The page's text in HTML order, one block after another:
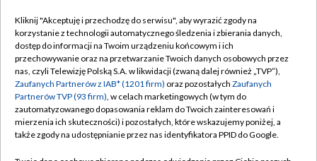
TVP
Abonament TVP
Emisja w TVP
Centrum informacji TVP
Naziemna Telewizja Cyfrowa
Regulamin TVP
Polityka prywatności
Moje zgody
Pomoc
Kliknij "Akceptuję i przechodzę do serwisu", aby wyrazić zgody na
korzystanie z technologii automatycznego śledzenia i zbierania danych,
dostęp do informacji na Twoim urządzeniu końcowym i ich
przechowywanie oraz na przetwarzanie Twoich danych osobowych przez
nas, czyli Telewizję Polską S.A. w likwidacji (zwaną dalej również „TVP”),
Zaufanych Partnerów z IAB* (1201 firm) oraz pozostałych Zaufanych
Partnerów TVP (93 firm), w celach marketingowych (w tym do
zautomatyzowanego dopasowania reklam do Twoich zainteresowań i
mierzenia ich skuteczności) i pozostałych, które wskazujemy poniżej, a
także zgody na udostępnianie przez nas identyfikatora PPID do Google.